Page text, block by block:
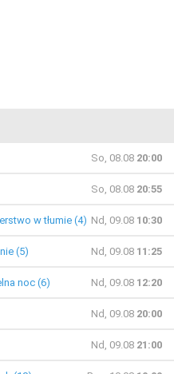
So, 08.08 20:00
So, 08.08 20:55
w tłumie (4) Nd, 09.08 10:30
(5) Nd, 09.08 11:25
noc (6) Nd, 09.08 12:20
Nd, 09.08 20:00
Nd, 09.08 21:00